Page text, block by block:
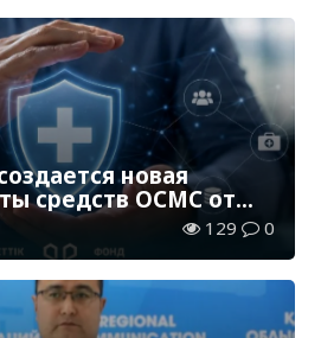
новая
средств ОСМС от
выплат
129 0